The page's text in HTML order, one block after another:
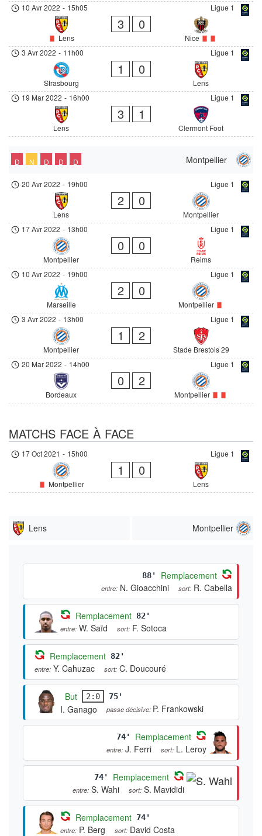
Ligue 1
10 Avr 2022 - 15h05
Lens
3 0
Nice
Ligue 1
3 Avr 2022 - 11h00
Strasbourg
1 0
Lens
Ligue 1
19 Mar 2022 - 16h00
Lens
3 1
Clermont Foot
Montpellier
D N D D D
Ligue 1
20 Avr 2022 - 19h00
Lens
2 0
Montpellier
Ligue 1
17 Avr 2022 - 13h00
Montpellier
0 0
Reims
Ligue 1
10 Avr 2022 - 19h00
Marseille
2 0
Montpellier
Ligue 1
3 Avr 2022 - 13h00
Montpellier
1 2
Stade Brestois 29
Ligue 1
20 Mar 2022 - 14h00
Bordeaux
0 2
Montpellier
MATCHS FACE À FACE
Ligue 1
17 Oct 2021 - 15h00
Montpellier
1 0
Lens
Lens Montpellier
88' Remplacement
entre: N. Gioacchini sort: R. Cabella
Remplacement 82'
entre: W. Saïd sort: F. Sotoca
Remplacement 82'
entre: Y. Cahuzac sort: C. Doucouré
But 2:0 75'
I. Ganago passe décisive: P. Frankowski
74' Remplacement
entre: J. Ferri sort: L. Leroy
74' Remplacement
entre: S. Wahi sort: S. Mavididi
Remplacement 74'
entre: P. Berg sort: David Costa